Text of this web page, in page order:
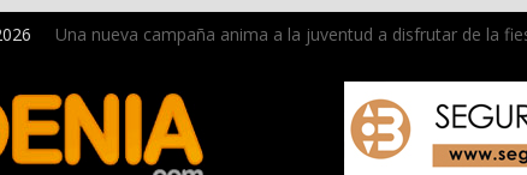
Una nueva campaña anima a la juventud a disfrutar de la
La Entraeta Festera llena de ambiente la calle Marqués de
El XII Festival de Jazz de Dénia reunirá durante agosto a
Los Moros y Cristianos 2026 reciben las llaves de la ciudad